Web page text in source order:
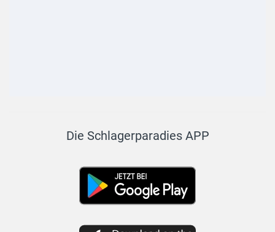
Die Schlagerparadies APP